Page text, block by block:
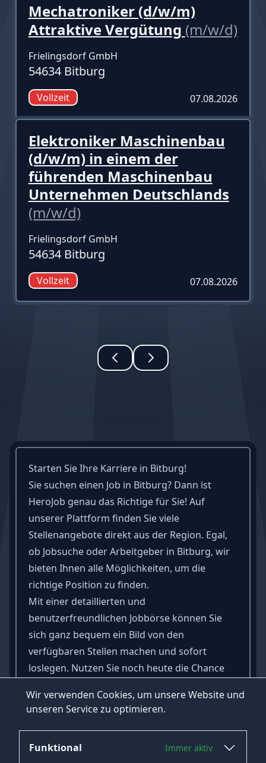
Wir verwenden Cookies, um unsere Website und
unseren Service zu optimieren.
Funktional Immer aktiv
Mechatroniker (d/w/m)
Attraktive Vergütung (m/w/d)
Frielingsdorf GmbH
54634 Bitburg
Vollzeit 07.08.2026
Elektroniker Maschinenbau
(d/w/m) in einem der
führenden Maschinenbau
Unternehmen Deutschlands
(m/w/d)
Frielingsdorf GmbH
54634 Bitburg
Vollzeit 07.08.2026
Starten Sie Ihre Karriere in Bitburg!
Sie suchen einen Job in Bitburg? Dann ist
HeroJob genau das Richtige für Sie! Auf
unserer Plattform finden Sie viele
Stellenangebote direkt aus der Region. Egal,
ob Jobsuche oder Arbeitgeber in Bitburg, wir
bieten Ihnen alle Möglichkeiten, um die
richtige Position zu finden.
Mit einer detaillierten und
benutzerfreundlichen Jobbörse können Sie
sich ganz bequem ein Bild von den
verfügbaren Stellen machen und sofort
loslegen. Nutzen Sie noch heute die Chance
wie Prüm, Wittlich, Trier, Gerolstein und